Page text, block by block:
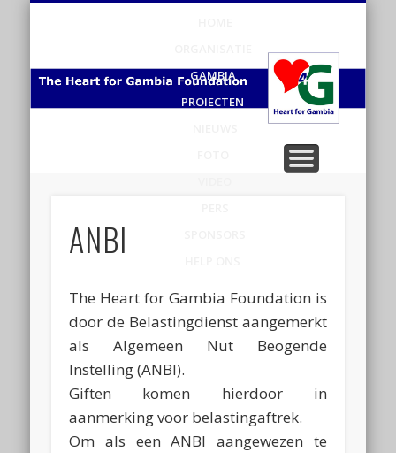
GAMBIA
PROJECTEN
ANBI
The Heart for Gambia Foundation is
door de Belastingdienst aangemerkt
als Algemeen Nut Beogende
Instelling (ANBI).
Giften komen hierdoor in
aanmerking voor belastingaftrek.
Om als een ANBI aangewezen te